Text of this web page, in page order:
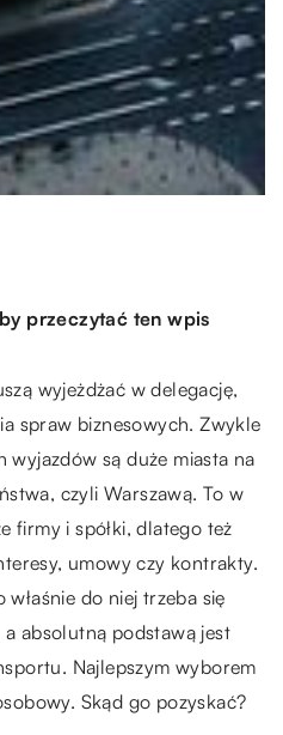
przeczytać ten wpis
wyjeżdżać w delegację,
spraw biznesowych. Zwykle
wyjazdów są duże miasta na
czyli Warszawą. To w
firmy i spółki, dlatego też
umowy czy kontrakty.
do niej trzeba się
absolutną podstawą jest
Najlepszym wyborem
Skąd go pozyskać?